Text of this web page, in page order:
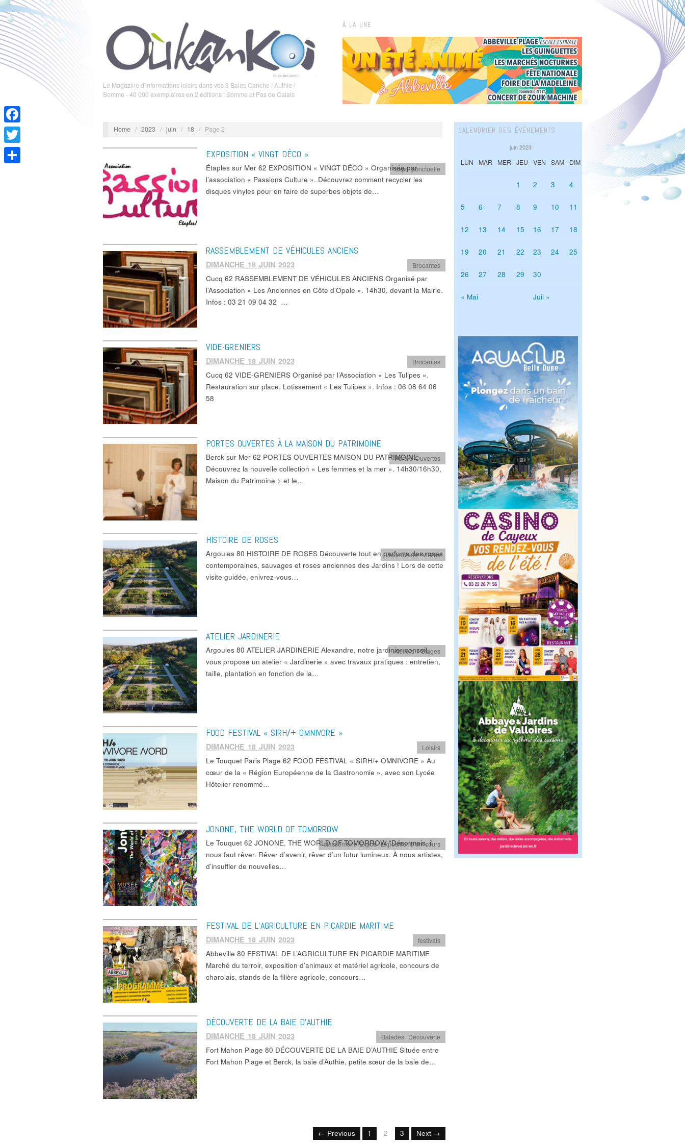
Le Magazine d'informations loisirs dans vos 3 Baies Canche / Authie /
Somme - 40 000 exemplaires en 2 éditions : Somme et Pas de Calais
À LA UNE
Home / 2023 / juin / 18 / Page 2
EXPOSITION « VINGT DÉCO »
expo ponctuelle
Étaples sur Mer 62 EXPOSITION « VINGT DÉCO » Organisée par
l’association « Passions Culture ». Découvrez comment recycler les
disques vinyles pour en faire de superbes objets de…
RASSEMBLEMENT DE VÉHICULES ANCIENS
DIMANCHE 18 JUIN 2023 Brocantes
Cucq 62 RASSEMBLEMENT DE VÉHICULES ANCIENS Organisé par
l’Association « Les Anciennes en Côte d’Opale ». 14h30, devant la Mairie.
Infos : 03 21 09 04 32 …
VIDE-GRENIERS
DIMANCHE 18 JUIN 2023 Brocantes
Cucq 62 VIDE-GRENIERS Organisé par l’Association « Les Tulipes ».
Restauration sur place. Lotissement « Les Tulipes ». Infos : 06 08 64 06
58
PORTES OUVERTES À LA MAISON DU PATRIMOINE
Portes Ouvertes
Berck sur Mer 62 PORTES OUVERTES MAISON DU PATRIMOINE
Découvrez la nouvelle collection « Les femmes et la mer ». 14h30/16h30,
Maison du Patrimoine > et le…
HISTOIRE DE ROSES
Découverte,Visites
Argoules 80 HISTOIRE DE ROSES Découverte tout en parfums des roses
contemporaines, sauvages et roses anciennes des Jardins ! Lors de cette
visite guidée, enivrez-vous…
ATELIER JARDINERIE
Ateliers / Stages
Argoules 80 ATELIER JARDINERIE Alexandre, notre jardinier-conseil,
vous propose un atelier « Jardinerie » avec travaux pratiques : entretien,
taille, plantation en fonction de la…
FOOD FESTIVAL « SIRH/+ OMNIVORE »
DIMANCHE 18 JUIN 2023 Loisirs
Le Touquet Paris Plage 62 FOOD FESTIVAL « SIRH/+ OMNIVORE » Au
cœur de la « Région Européenne de la Gastronomie », avec son Lycée
Hôtelier renommé…
JONONE, THE WORLD OF TOMORROW
classement,Expos,Expositions en cours
Le Touquet 62 JONONE, THE WORLD OF TOMORROW “Désormais, il
nous faut rêver. Rêver d’avenir, rêver d’un futur lumineux. À nous artistes,
d’insuffler de nouvelles…
FESTIVAL DE L’AGRICULTURE EN PICARDIE MARITIME
DIMANCHE 18 JUIN 2023 festivals
Abbeville 80 FESTIVAL DE L’AGRICULTURE EN PICARDIE MARITIME
Marché du terroir, exposition d’animaux et matériel agricole, concours de
charolais, stands de la filière agricole, concours…
DÉCOUVERTE DE LA BAIE D’AUTHIE
DIMANCHE 18 JUIN 2023 Balades Découverte
Fort Mahon Plage 80 DÉCOUVERTE DE LA BAIE D’AUTHIE Située entre
Fort Mahon Plage et Berck, la baie d’Authie, petite sœur de la baie de…
← Previous 1 2 3 Next →
CALENDRIER DES ÉVÉNEMENTS
juin 2023
LUN MAR MER JEU VEN SAM DIM
« Mai Juil »
1 2 3 4
5 6 7 8 9 10 11
12 13 14 15 16 17 18
19 20 21 22 23 24 25
26 27 28 29 30
Facebook
Twitter